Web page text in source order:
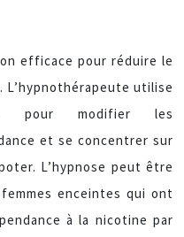
efficace pour réduire le
utilise
pour modifier les
et se concentrer sur
L’hypnose peut être
enceintes qui ont
à la nicotine par